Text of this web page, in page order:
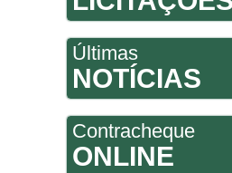
Últimas
NOTÍCIAS
Contracheque
ONLINE